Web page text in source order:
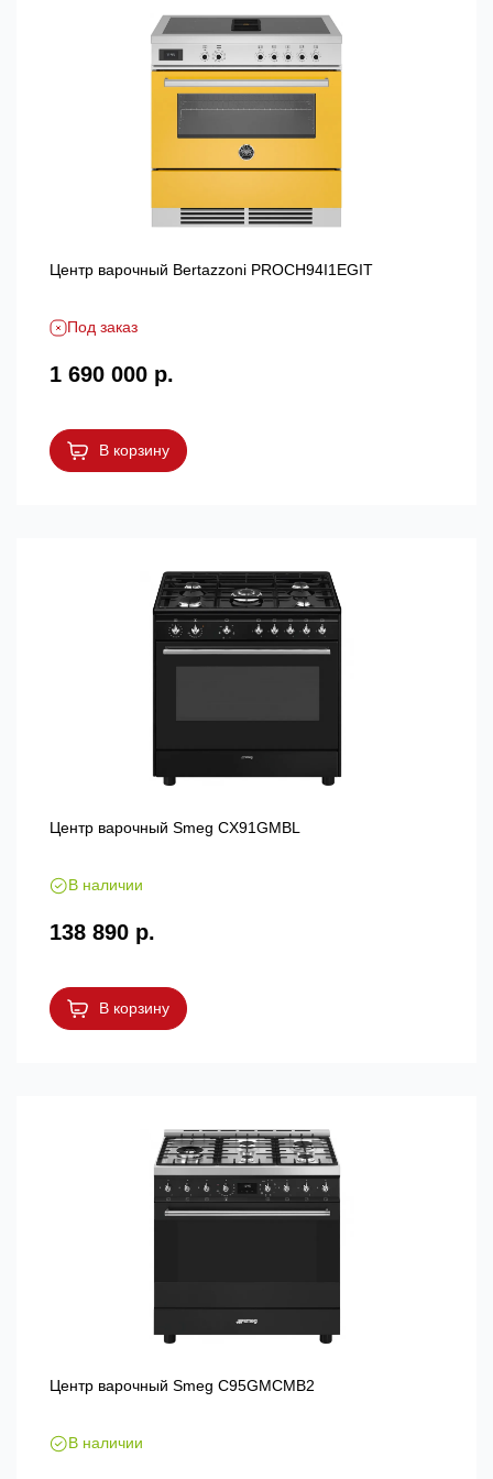
Центр варочный Bertazzoni PROCH94I1EGIT
Под заказ
1 690 000 р.
В корзину
Центр варочный Smeg CX91GMBL
В наличии
138 890 р.
В корзину
Центр варочный Smeg C95GMCMB2
В наличии